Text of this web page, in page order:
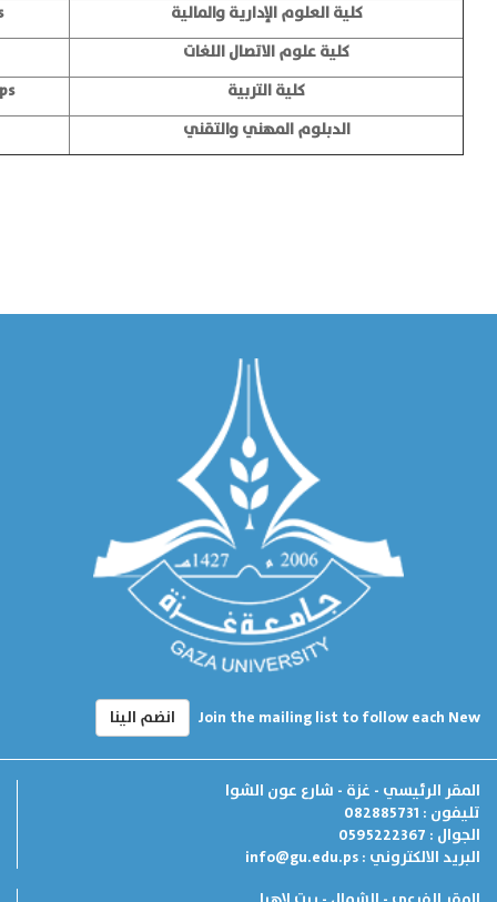
كلية العلوم الإدارية والمالية
كلية علوم الاتصال اللغات
كلية التربية
الدبلوم المهني والتقني
Join the mailing list to follow each New انضم الينا
المقر الرئيسي - غزة - شارع عون الشوا
تليفون : 082885731
الجوال : 0595222367
البريد الالكتروني :info@gu.edu.ps